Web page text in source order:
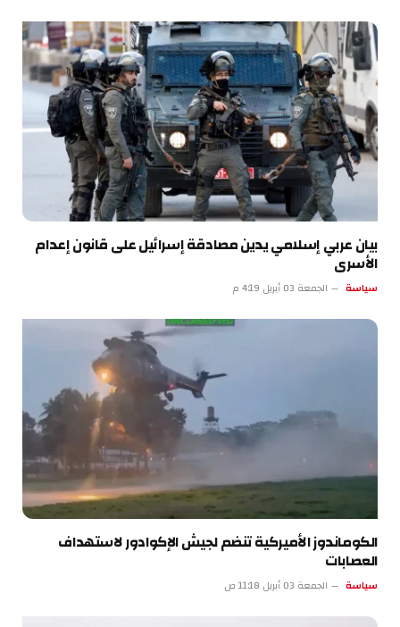
بيان عربي إسلامي يدين مصادقة إسرائيل على قانون إعدام
الأسرى
سياسة الجمعة 03 أبريل 4:19 م
الكوماندوز الأميركية تنضم لجيش الإكوادور لاستهداف
العصابات
سياسة الجمعة 03 أبريل 11:18 ص